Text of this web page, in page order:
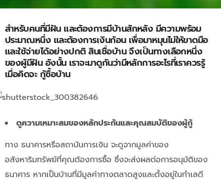
สำหรับคนที่มีฝัน และต้องการมีบ้านสักหลัง มีความพร้อม
ประมาณหนึ่ง และต้องการเงินก้อน เพื่อมาหมุนไม่ให้ขาดมือ
และใช้จ่ายได้อย่างปกติ สินเชื่อบ้าน จึงเป็นทางเลือกหนึ่ง
ของผู้มีฝัน อังนั้น เราจะมาดูกันว่ามีหลักการอะไรที่เราควรรู้
เมื่อคิดจะ กู้ซื้อบ้าน
ดูความเหมาะสมของหลักประกันและคุณสมบัติของผู้กู้
ทาง ธนาคารหรือสถาบันการเงิน จะดูจากมูลค่าของ
อสังหาริมทรัพย์ที่คุณต้องการซื้อ ซึ่งจะส่งผลต่อการอนุมัติของ
ธนาคาร หากเป็นบ้านที่มีมูลค่าทางตลาดสูงและตั้งอยู่ในทำเลดี